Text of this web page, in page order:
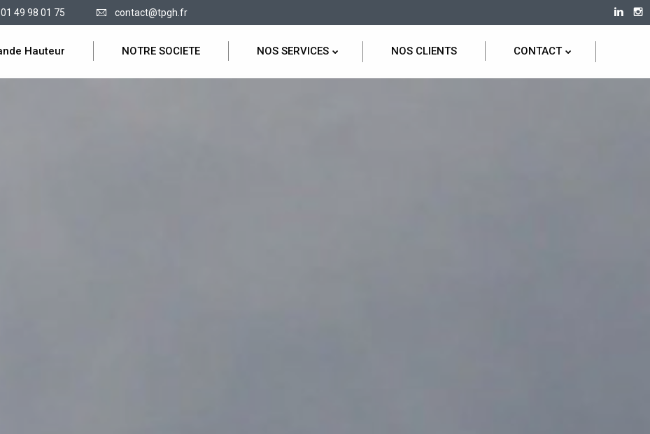
01 49 98 01 75 contact@tpgh.fr
Hauteur NOTRE SOCIETE NOS SERVICES NOS CLIENTS CONTACT